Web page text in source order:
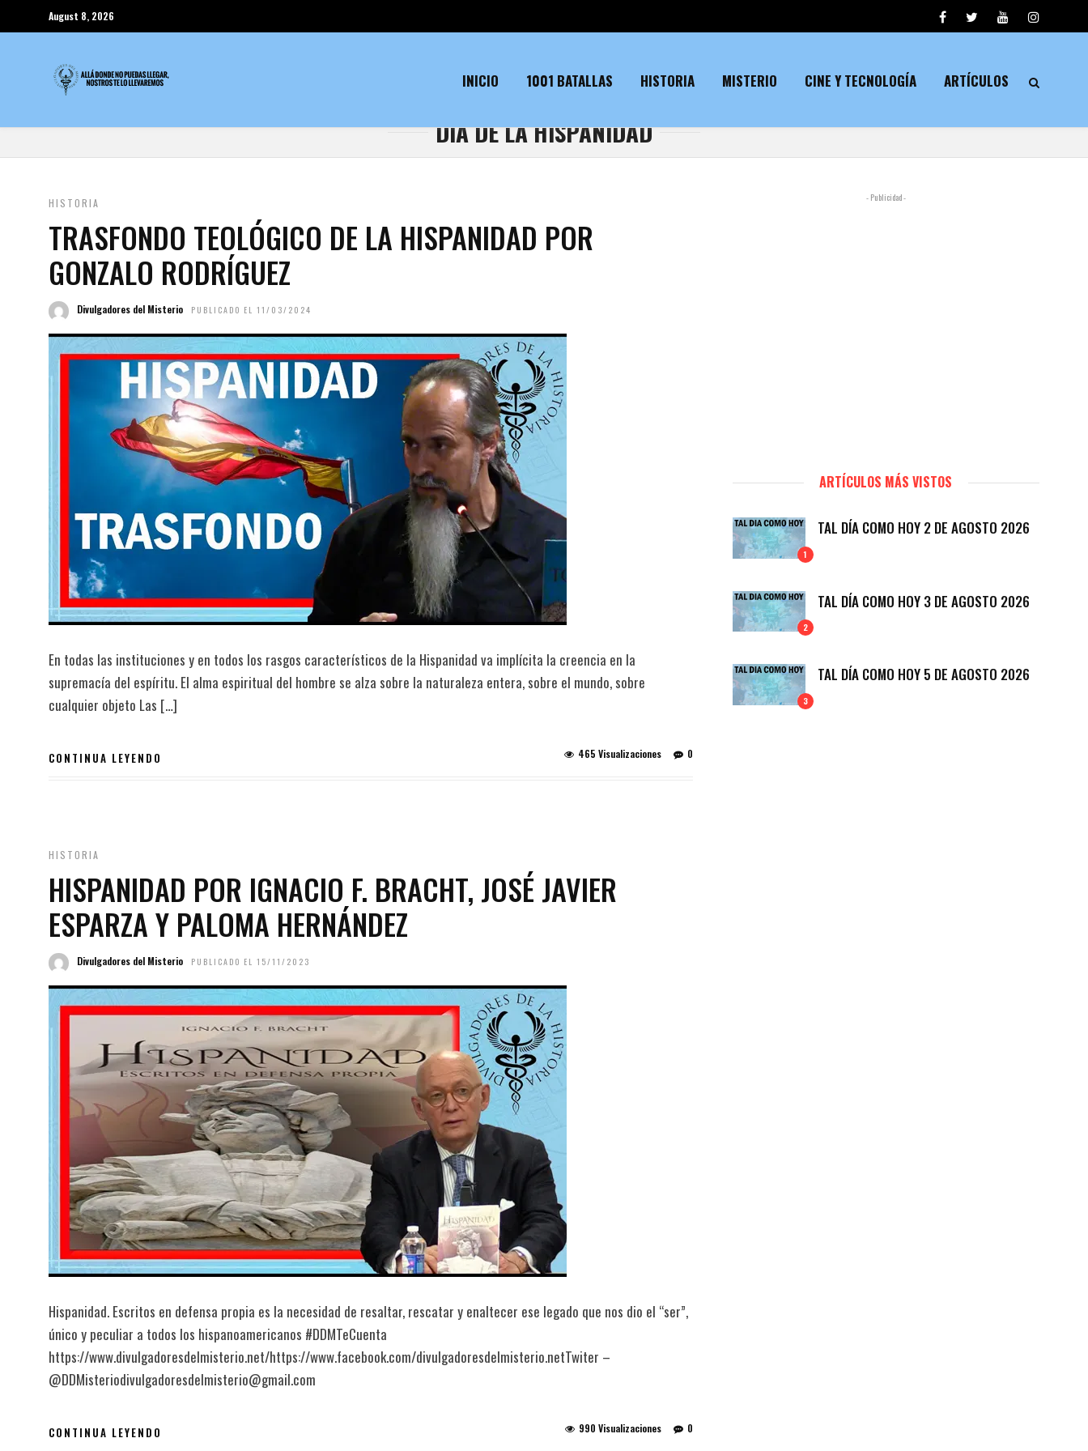
August 8, 2026
INICIO 1001 BATALLAS HISTORIA MISTERIO CINE Y TECNOLOGÍA ARTÍCULOS
DÍA DE LA HISPANIDAD
HISTORIA
TRASFONDO TEOLÓGICO DE LA HISPANIDAD POR
GONZALO RODRÍGUEZ
Divulgadores del Misterio PUBLICADO EL 11/03/2024
En todas las instituciones y en todos los rasgos característicos de la Hispanidad va implícita la creencia en la
supremacía del espíritu. El alma espiritual del hombre se alza sobre la naturaleza entera, sobre el mundo, sobre
cualquier objeto Las […]
CONTINUA LEYENDO 0
465 Visualizaciones
HISTORIA
HISPANIDAD POR IGNACIO F. BRACHT, JOSÉ JAVIER
ESPARZA Y PALOMA HERNÁNDEZ
Divulgadores del Misterio PUBLICADO EL 15/11/2023
Hispanidad. Escritos en defensa propia es la necesidad de resaltar, rescatar y enaltecer ese legado que nos dio el “ser”,
único y peculiar a todos los hispanoamericanos #DDMTeCuenta
https://www.divulgadoresdelmisterio.net/https://www.facebook.com/divulgadoresdelmisterio.netTwiter –
@DDMisteriodivulgadoresdelmisterio@gmail.com
CONTINUA LEYENDO 0
990 Visualizaciones
- Publicidad -
ARTÍCULOS MÁS VISTOS
1
TAL DÍA COMO HOY 2 DE AGOSTO 2026
2
TAL DÍA COMO HOY 3 DE AGOSTO 2026
3
TAL DÍA COMO HOY 5 DE AGOSTO 2026